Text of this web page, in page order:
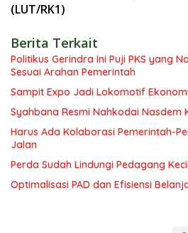
(LUT/RK1)
Berita Terkait
Politikus Gerindra Ini Puji PKS yang
Sesuai Arahan Pemerintah
Sampit Expo Jadi Lokomotif Ekonomi
Syahbana Resmi Nahkodai Nasdem
Harus Ada Kolaborasi Pemerintah-
Jalan
Perda Sudah Lindungi Pedagang
Optimalisasi PAD dan Efisiensi